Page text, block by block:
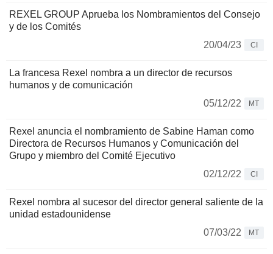
REXEL GROUP Aprueba los Nombramientos del Consejo
y de los Comités
20/04/23
CI
La francesa Rexel nombra a un director de recursos
humanos y de comunicación
05/12/22
MT
Rexel anuncia el nombramiento de Sabine Haman como
Directora de Recursos Humanos y Comunicación del
Grupo y miembro del Comité Ejecutivo
02/12/22
CI
Rexel nombra al sucesor del director general saliente de la
unidad estadounidense
07/03/22
MT